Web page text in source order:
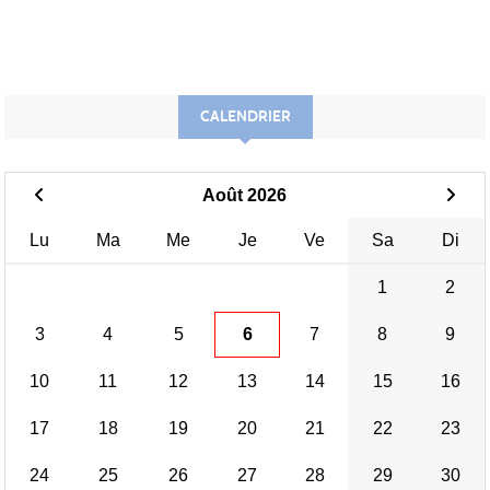
CALENDRIER
Août 2026
Lu Ma Me Je Ve Sa Di
1 2
3 4 5 6 7 8 9
10 11 12 13 14 15 16
17 18 19 20 21 22 23
24 25 26 27 28 29 30